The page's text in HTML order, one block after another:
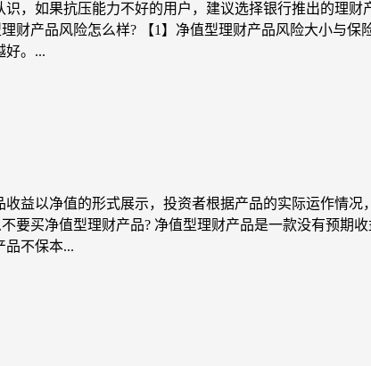
，如果抗压能力不好的用户，建议选择银行推出的理
财产品风险怎么样? 【1】净值型理财产品风险大小与
好。...
益以净值的形式展示，投资者根据产品的实际运作情
要买净值型理财产品? 净值型理财产品是一款没有预期
品不保本...